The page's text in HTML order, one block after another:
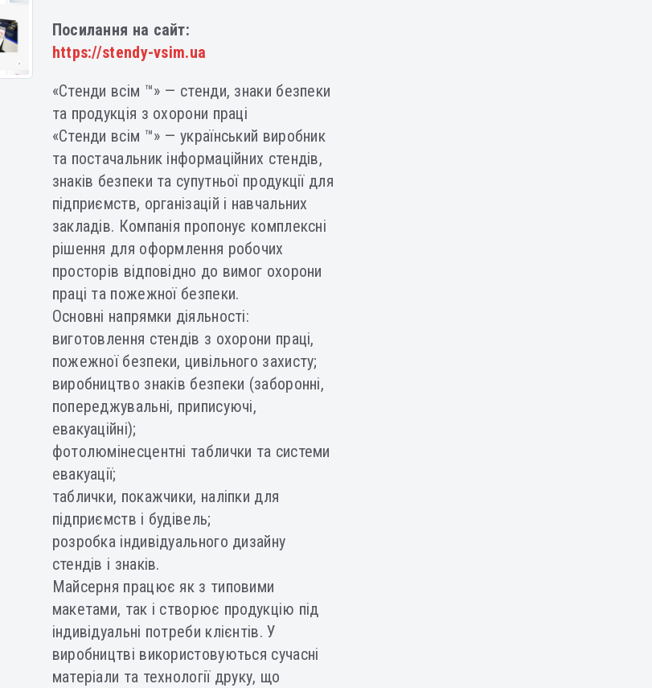
Посилання на сайт:
https://stendy-vsim.ua
«Стенди всім ™» — стенди, знаки безпеки
та продукція з охорони праці
«Стенди всім ™» — український виробник
та постачальник інформаційних стендів,
знаків безпеки та супутньої продукції для
підприємств, організацій і навчальних
закладів. Компанія пропонує комплексні
рішення для оформлення робочих
просторів відповідно до вимог охорони
праці та пожежної безпеки.
Основні напрямки діяльності:
виготовлення стендів з охорони праці,
пожежної безпеки, цивільного захисту;
виробництво знаків безпеки (заборонні,
попереджувальні, приписуючі,
евакуаційні);
фотолюмінесцентні таблички та системи
евакуації;
таблички, покажчики, наліпки для
підприємств і будівель;
розробка індивідуального дизайну
стендів і знаків.
Майсерня працює як з типовими
макетами, так і створює продукцію під
індивідуальні потреби клієнтів. У
виробництві використовуються сучасні
матеріали та технології друку, що